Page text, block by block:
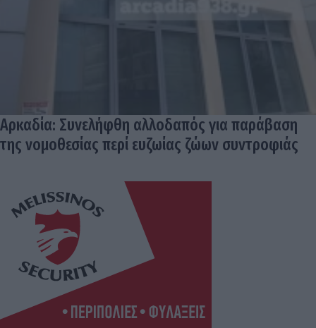
Αρκαδία: Συνελήφθη αλλοδαπός για παράβαση
της νομοθεσίας περί ευζωίας ζώων συντροφιάς